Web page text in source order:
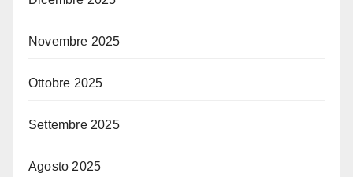
Novembre 2025
Ottobre 2025
Settembre 2025
Agosto 2025